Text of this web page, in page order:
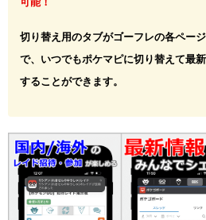
切り替え用のタブがゴーフレの各ペー
で、いつでもポケマピに切り替えて最
することができます。